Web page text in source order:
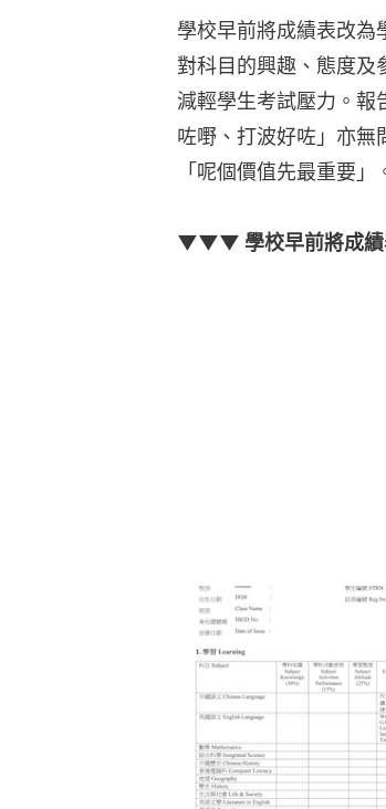
學校早前將成績表改為
對科目的興趣、態度及
減輕學生考試壓力。報
咗嘢、打波好咗」亦無
「呢個價值先最重要」
▼▼▼ 學校早前將成